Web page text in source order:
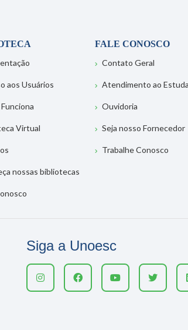
aos Usuários
Virtual
nossas bibliotecas
FALE CONOSCO
Contato Geral
Atendimento ao
Ouvidoria
Seja nosso Fornecedor
Trabalhe Conosco
Siga a Unoesc